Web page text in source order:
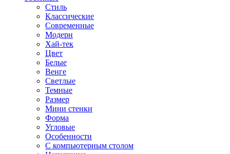
Стиль
Классические
Современные
Модерн
Хай-тек
Цвет
Белые
Венге
Светлые
Темные
Размер
Мини стенки
Форма
Угловые
Особенности
С компьютерным столом